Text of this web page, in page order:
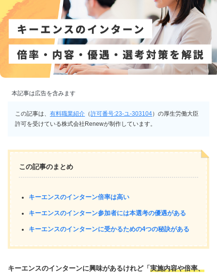
本記事は広告を含みます
この記事は、有料職業紹介 （許可番号:23-ユ-303104）の厚生労働大臣
許可を受けている株式会社Renewが制作しています。
この記事のまとめ
キーエンスのインターン倍率は高い
キーエンスのインターン参加者には本選考の優遇がある
キーエンスのインターンに受かるための4つの秘訣がある
キーエンスのインターンに興味があるけれど「実施内容や倍率、